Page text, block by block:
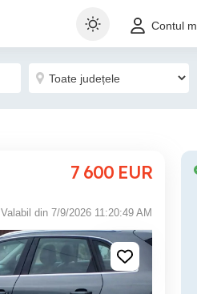
Contul
7 600 EUR
Valabil din 7/9/2026 11:20:49 AM